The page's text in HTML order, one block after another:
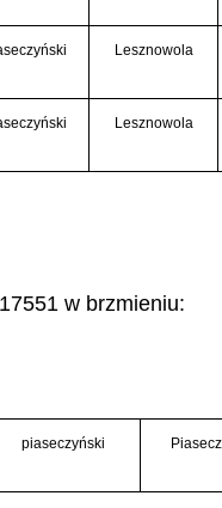
Lesznowola
Lesznowola
w brzmieniu:
piaseczyński